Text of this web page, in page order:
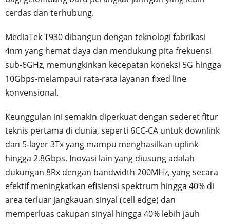
cerdas dan terhubung.
MediaTek T930 dibangun dengan teknologi fabrikasi
4nm yang hemat daya dan mendukung pita frekuensi
sub-6GHz, memungkinkan kecepatan koneksi 5G hingga
10Gbps-melampaui rata-rata layanan fixed line
konvensional.
Keunggulan ini semakin diperkuat dengan sederet fitur
teknis pertama di dunia, seperti 6CC-CA untuk downlink
dan 5-layer 3Tx yang mampu menghasilkan uplink
hingga 2,8Gbps. Inovasi lain yang diusung adalah
dukungan 8Rx dengan bandwidth 200MHz, yang secara
efektif meningkatkan efisiensi spektrum hingga 40% di
area terluar jangkauan sinyal (cell edge) dan
memperluas cakupan sinyal hingga 40% lebih jauh